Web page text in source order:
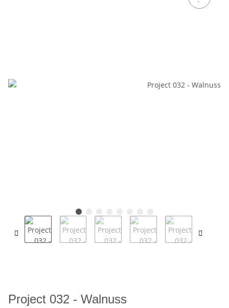
Project 032 - Walnuss